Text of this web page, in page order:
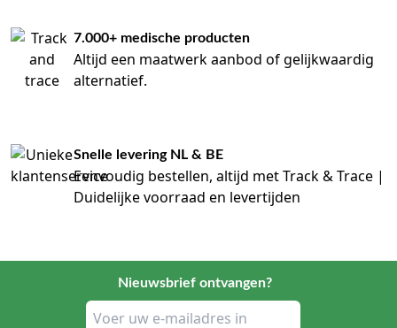
7.000+ medische producten
Altijd een maatwerk aanbod of gelijkwaardig
alternatief.
Snelle levering NL & BE
Eenvoudig bestellen, altijd met Track & Trace |
Duidelijke voorraad en levertijden
Nieuwsbrief ontvangen?